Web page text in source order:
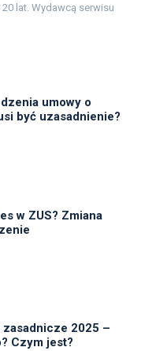
lat. Wydawcą serwisu
umowy o
być uzasadnienie?
w ZUS? Zmiana
2025 –
Czym jest?